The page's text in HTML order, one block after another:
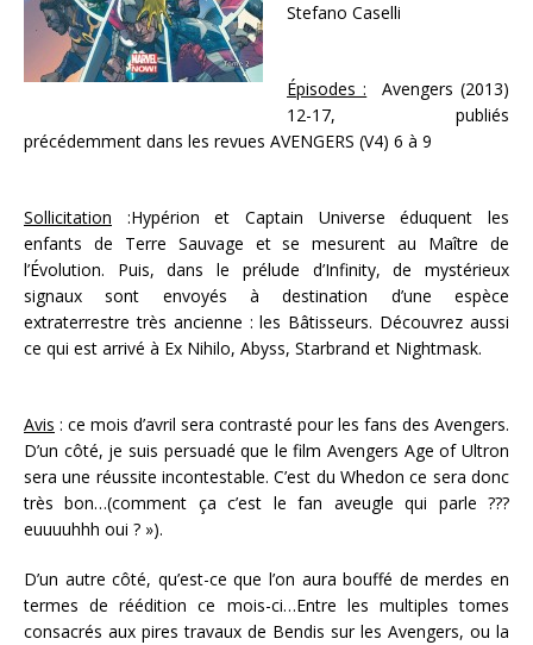
Stefano Caselli
Épisodes : Avengers (2013)
12-17, publiés
précédemment dans les revues AVENGERS (V4) 6 à 9
Sollicitation :Hypérion et Captain Universe éduquent les
enfants de Terre Sauvage et se mesurent au Maître de
l’Évolution. Puis, dans le prélude d’Infinity, de mystérieux
signaux sont envoyés à destination d’une espèce
extraterrestre très ancienne : les Bâtisseurs. Découvrez aussi
ce qui est arrivé à Ex Nihilo, Abyss, Starbrand et Nightmask.
Avis : ce mois d’avril sera contrasté pour les fans des Avengers.
D’un côté, je suis persuadé que le film Avengers Age of Ultron
sera une réussite incontestable. C’est du Whedon ce sera donc
très bon…(comment ça c’est le fan aveugle qui parle ???
euuuuhhh oui ? »).
D’un autre côté, qu’est-ce que l’on aura bouffé de merdes en
termes de réédition ce mois-ci…Entre les multiples tomes
consacrés aux pires travaux de Bendis sur les Avengers, ou la